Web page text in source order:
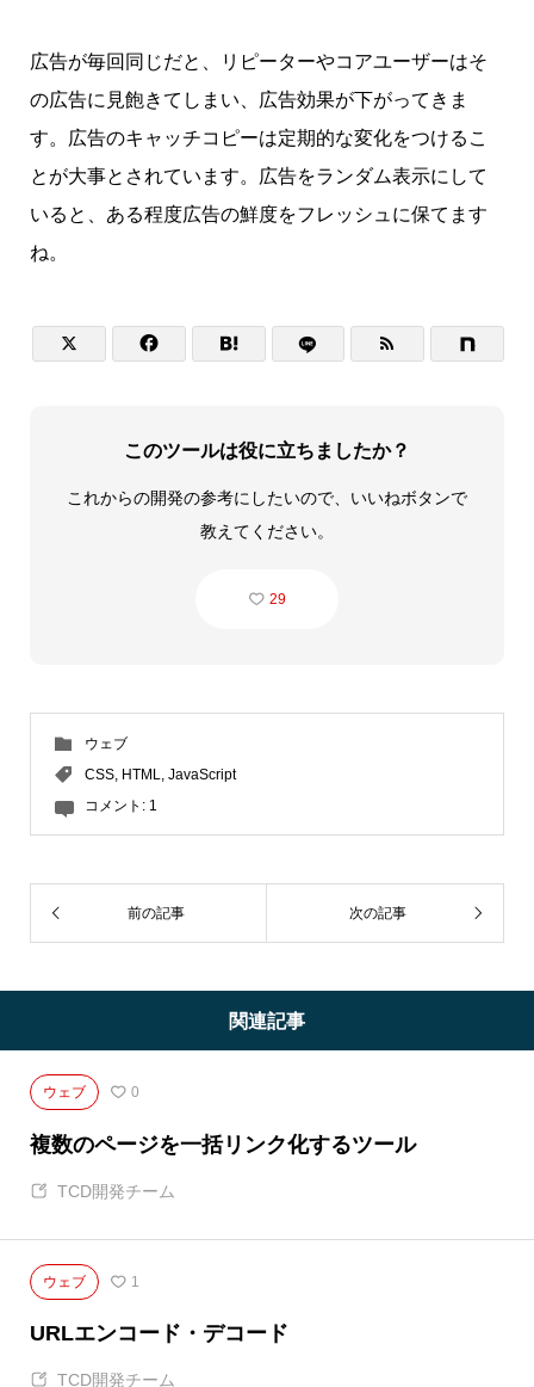
広告が毎回同じだと、リピーターやコアユーザーはそ
の広告に見飽きてしまい、広告効果が下がってきま
す。広告のキャッチコピーは定期的な変化をつけるこ
とが大事とされています。広告をランダム表示にして
いると、ある程度広告の鮮度をフレッシュに保てます
ね。
   
このツールは役に立ちましたか？
これからの開発の参考にしたいので、いいねボタンで
教えてください。
29
ウェブ
CSS, HTML, JavaScript
コメント: 1
前の記事 次の記事
関連記事
ウェブ 0
複数のページを一括リンク化するツール
TCD開発チーム
ウェブ 1
URLエンコード・デコード
TCD開発チーム